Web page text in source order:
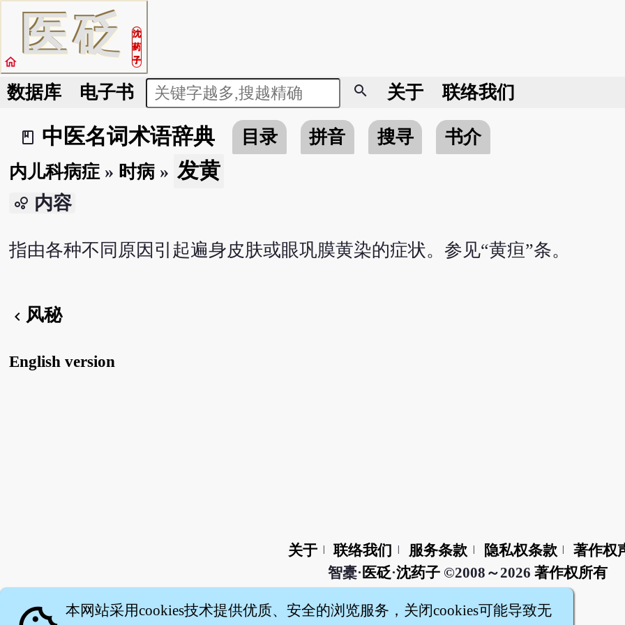
医砭
沈
药
子
home
数据库 电子书 search 关于 联络我们
book_2
中医名词术语辞典 目录 拼音 搜寻
书介
内儿科病症» 时病» 发黄
bubble_chart 内容
指由各种不同原因引起遍身皮肤或眼巩膜黄染的症状。参见“黄疸”条。
chevron_left 风秘
English version
关于 联络我们 服务条款 隐私权条款
著作权
智橐· 医砭·沈药子©2008～2026 著作权所有
本网站采用cookies技术提供优质、安全的浏览服务，关闭cookies可能导致无